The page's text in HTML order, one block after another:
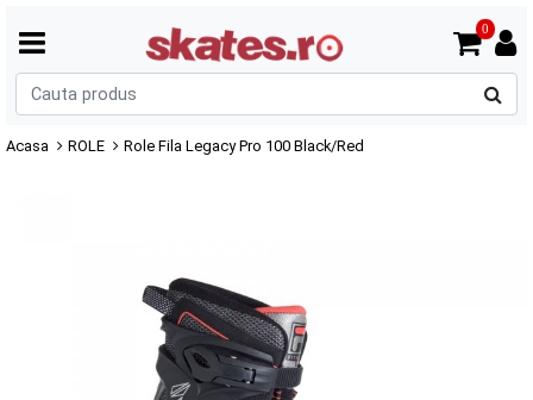
0
Acasa ROLE Role Fila Legacy Pro 100 Black/Red